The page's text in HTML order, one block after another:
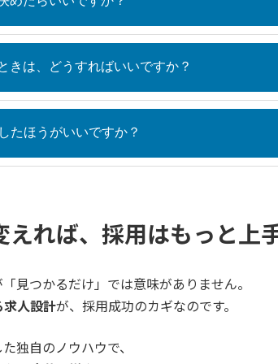
きは、どうすればいいですか？
たほうがいいですか？
れば、採用はもっと上
見つかるだけ」では意味がありません。
求人設計が、採用成功のカギなのです。
独自のノウハウで、